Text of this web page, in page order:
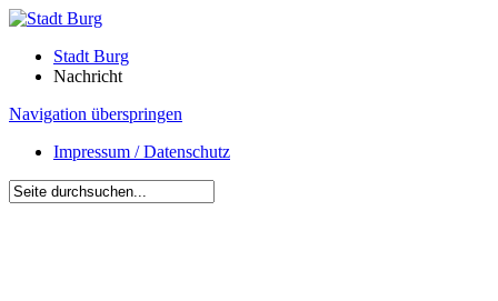
Stadt Burg
Nachricht
Navigation überspringen
Impressum / Datenschutz